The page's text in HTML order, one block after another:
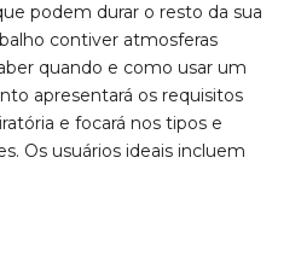
podem durar o resto da sua
contiver atmosferas
quando e como usar um
apresentará os requisitos
e focará nos tipos e
Os usuários ideais incluem